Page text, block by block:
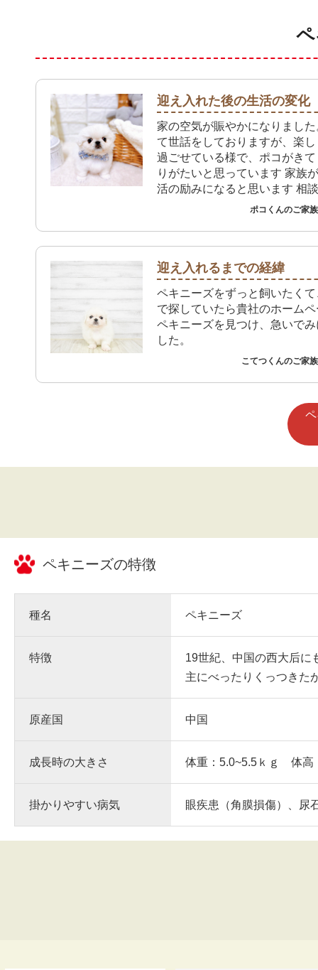
迎え入れた後の生活の変化
家の空気が賑やかになりまし
て世話をしておりますが、楽
過ごせている様で、ポコがき
りがたいと思っています 家族
活の励みになると思います 相
もあるかと思いますが、また
ポコくんのご家
迎え入れるまでの経緯
ペキニーズをずっと飼いたく
で探していたら貴社のホーム
ペキニーズを見つけ、急いで
した。
こてつくんのご家
ペキニーズの特徴
種名 ペキニーズ
特徴
19世紀、中国の西大后に
主にべったりくっつきた
原産国 中国
成長時の大きさ 体重：5.0~5.5ｋｇ 体高
掛かりやすい病気 眼疾患（角膜損傷）、尿